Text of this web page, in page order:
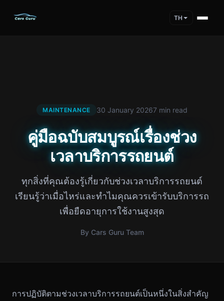
TH
MAINTENANCE 30 January 20267 min read
คู่มือฉบับสมบูรณ์เรื่องช่วง
เวลาบริการรถยนต์
ทุกสิ่งที่คุณต้องรู้เกี่ยวกับช่วงเวลาบริการรถยนต์
เรียนรู้ว่าเมื่อไหร่และทำไมคุณควรเข้ารับบริการรถ
เพื่อยืดอายุการใช้งานสูงสุด
By Cars Guru Team
การปฏิบัติตามช่วงเวลาบริการรถยนต์เป็นหนึ่งในสิ่งสำคัญ